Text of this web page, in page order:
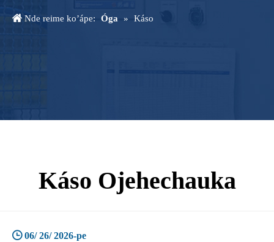
Nde reime ko’ápe: Óga » Káso
Káso Ojehechauka
06/ 26/ 2026-pe